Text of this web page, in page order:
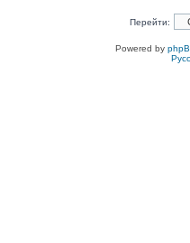
Перейти:
Powered by